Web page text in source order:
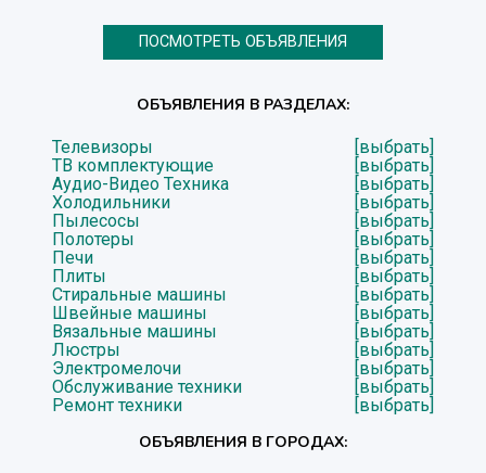
ПОСМОТРЕТЬ ОБЪЯВЛЕНИЯ
ОБЪЯВЛЕНИЯ В РАЗДЕЛАХ:
Телевизоры
[выбрать]
ТВ комплектующие
[выбрать]
Аудио-Видео Техника
[выбрать]
Холодильники
[выбрать]
Пылесосы
[выбрать]
Полотеры
[выбрать]
Печи
[выбрать]
Плиты
[выбрать]
Стиральные машины
[выбрать]
Швейные машины
[выбрать]
Вязальные машины
[выбрать]
Люстры
[выбрать]
Электромелочи
[выбрать]
Обслуживание техники
[выбрать]
Ремонт техники
[выбрать]
ОБЪЯВЛЕНИЯ В ГОРОДАХ: